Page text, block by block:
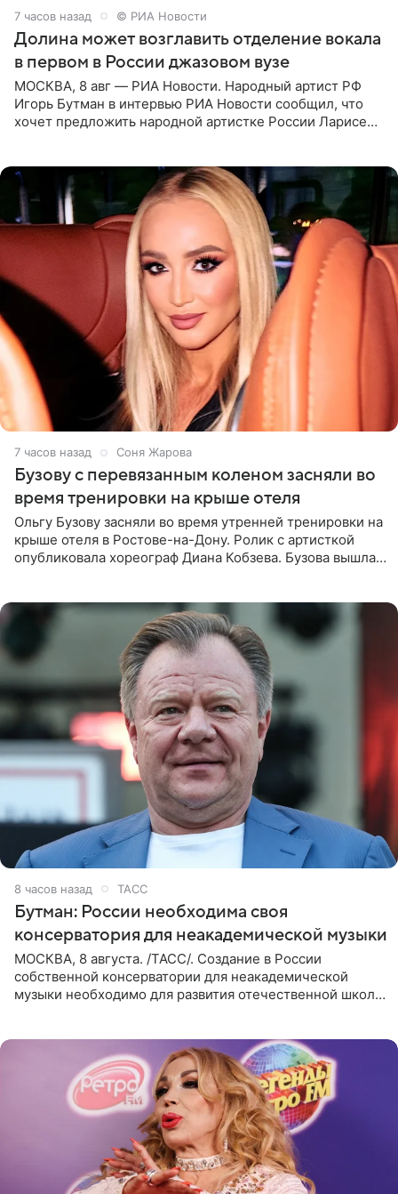
7 часов назад © РИА Новости
Долина может возглавить отделение вокала
в первом в России джазовом вузе
МОСКВА, 8 авг — РИА Новости. Народный артист РФ
Игорь Бутман в интервью РИА Новости сообщил, что
хочет предложить народной артистке России Ларисе
7 часов назад Соня Жарова
Бузову с перевязанным коленом засняли во
время тренировки на крыше отеля
Ольгу Бузову засняли во время утренней тренировки на
крыше отеля в Ростове-на-Дону. Ролик с артисткой
опубликовала хореограф Диана Кобзева. Бузова вышла
8 часов назад ТАСС
Бутман: России необходима своя
консерватория для неакадемической музыки
МОСКВА, 8 августа. /ТАСС/. Создание в России
собственной консерватории для неакадемической
музыки необходимо для развития отечественной школы